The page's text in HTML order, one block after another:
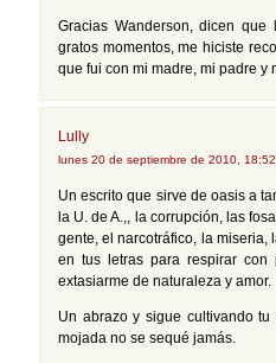
Gracias Wanderson, dicen
gratos momentos, me hiciste
que fui con mi madre, mi padre y
Lully
lunes 20 de septiembre de 2010, 18:52
Un escrito que sirve de oasis a
la U. de A.,, la corrupción, las
gente, el narcotráfico, la
en tus letras para respirar
extasiarme de naturaleza y amor.
Un abrazo y sigue cultivando
mojada no se sequé jamás.